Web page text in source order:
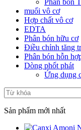
Phân bón
muối vô cơ
Hợp chất vô cơ
EDTA
Phân bón hữu cơ
Điều chỉnh tăng
Phân bón hỗn
Dòng phốt phát
Ứng dụng
Sản phẩm mới nhất